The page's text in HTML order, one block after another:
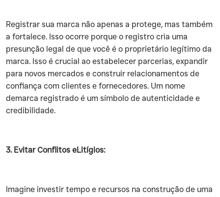
‍Registrar sua marca não apenas a protege, mas também
a fortalece. Isso ocorre porque o registro cria uma
presunção legal de que você é o proprietário legítimo da
marca. Isso é crucial ao estabelecer parcerias, expandir
para novos mercados e construir relacionamentos de
confiança com clientes e fornecedores. Um nome
demarca registrado é um símbolo de autenticidade e
credibilidade.
3. Evitar Conflitos eLitígios:
‍Imagine investir tempo e recursos na construção de uma